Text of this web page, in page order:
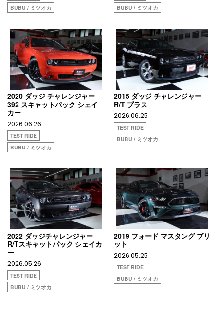
BUBU / ミツオカ
BUBU / ミツオカ
2020 ダッジ チャレンジャー
392 スキャットパック シェイ
カー
2026.06.26
TEST RIDE
BUBU / ミツオカ
2015 ダッジ チャレンジャー
R/T プラス
2026.06.25
TEST RIDE
BUBU / ミツオカ
2022 ダッジチャレンジャー
R/Tスキャットパック シェイカ
ー
2026.05.26
TEST RIDE
BUBU / ミツオカ
2019 フォード マスタング ブリ
ット
2026.05.25
TEST RIDE
BUBU / ミツオカ